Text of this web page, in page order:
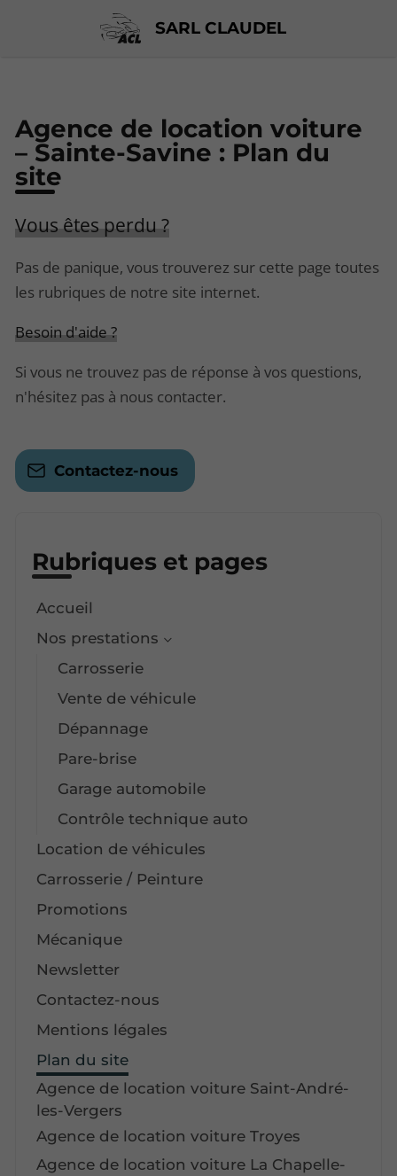
SARL CLAUDEL
Agence de location voiture
– Sainte-Savine : Plan du
site
Vous êtes perdu ?
Pas de panique, vous trouverez sur cette page toutes
les rubriques de notre site internet.​​
Besoin d'aide ?
Si vous ne trouvez pas de réponse à vos questions,
n'hésitez pas à nous contacter.
Contactez-nous
Rubriques et pages
Accueil
Nos prestations
Carrosserie
Vente de véhicule
Dépannage
Pare-brise
Garage automobile
Contrôle technique auto
Location de véhicules
Carrosserie / Peinture
Promotions
Mécanique
Newsletter
Contactez-nous
Mentions légales
Plan du site
Agence de location voiture Saint-André-
les-Vergers
Agence de location voiture Troyes
Agence de location voiture La Chapelle-